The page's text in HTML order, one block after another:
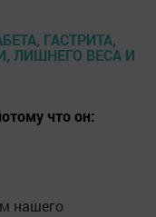
что он:
нашего